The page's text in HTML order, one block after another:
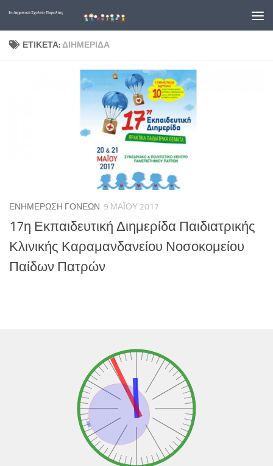
Skip to content
ΕΤΙΚΈΤΑ:ΔΙΗΜΕΡΊΔΑ
ΕΝΗΜΈΡΩΣΗ ΓΟΝΈΩΝ 9 ΜΑΪ́ΟΥ 2017
17η Εκπαιδευτική Διημερίδα Παιδιατρικής
Κλινικής Καραμανδανείου Νοσοκομείου
Παίδων Πατρών